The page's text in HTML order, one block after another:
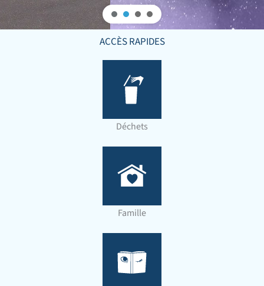
ACCÈS RAPIDES
Déchets
Famille